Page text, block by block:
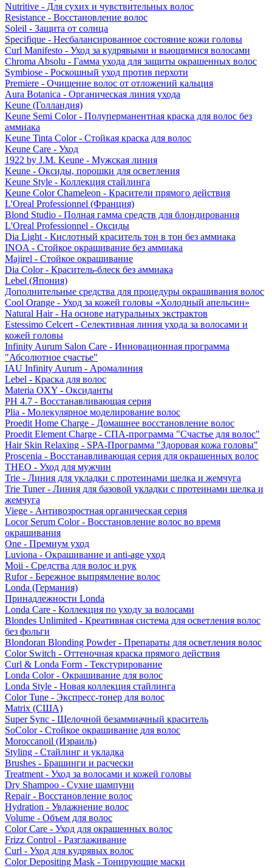
Nutritive - Для сухих и чувствительных волос
Resistance - Восстановление волос
Soleil - Защита от солнца
Specifique - Несбалансированное состояние кожи головы
Curl Manifesto - Уход за кудрявыми и вьющимися волосами
Chroma Absolu - Гамма ухода для защиты окрашенных волос
Symbiose - Роскошный уход против перхоти
Premiere - Очищение волос от отложений кальция
Aura Botanica - Органическая линия ухода
Keune (Голландия)
Keune Semi Color - Полуперманентная краска для волос без
аммиака
Keune Tinta Color - Стойкая краска для волос
Keune Care - Уход
1922 by J.M. Keune - Мужская линия
Keune - Оксиды, порошки для осветления
Keune Style - Коллекция стайлинга
Keune Color Chameleon - Красители прямого действия
L'Oreal Professionnel (Франция)
Blond Studio - Полная гамма средств для блондирования
L'Oreal Professionnel - Оксиды
Dia Light - Кислотный краситель тон в тон без аммиака
INOA - Стойкое окрашивание без аммиака
Majirel - Стойкое окрашивание
Dia Color - Краситель-блеск без аммиака
Lebel (Япония)
Дополнительные средства для процедуры окрашивания волос
Cool Orange - Уход за кожей головы «Холодный апельсин»
Natural Hair - На основе натуральных экстрактов
Estessimo Celcert - Селективная линия ухода за волосами и
кожей головы
Infinity Aurum Salon Care - Инновационная программа
"Абсолютное счастье"
IAU Infinity Aurum - Аромалиния
Lebel - Краска для волос
Materia OXY - Оксиданты
PH 4.7 - Восстанавливающая серия
Plia - Молекулярное моделирование волос
Proedit Home Charge - Домашнее восстановление волос
Proedit Element Charge - СПА-программа "Счастье для волос"
Hair Skin Relaxing - SPA-Программа "Здоровая кожа головы"
Proscenia - Восстанавливающая серия для окрашенных волос
THEO - Уход для мужчин
Trie - Линия для укладки с протеинами шелка и жемчуга
Trie Tuner - Линия для базовой укладки с протеинами шелка и
жемчуга
Viege - Антивозростная органическая серия
Locor Serum Color - Восстановление волос во время
окрашивания
One - Премиум уход
Luviona - Окрашивание и anti-age уход
Moii - Средства для волос и рук
Rufor - Бережное выпрямление волос
Londa (Германия)
Принадлежности Londa
Londa Care - Коллекция по уходу за волосами
Blondes Unlimited - Креативная система для осветления волос
без фольги
Blondoran Blonding Powder - Препараты для осветления волос
Color Switch - Оттеночная краска прямого действия
Curl & Londa Form - Текстурирование
Londa Color - Окрашивание для волос
Londa Style - Новая коллекция стайлинга
Color Tune - Экспресс-тонер для волос
Matrix (США)
Super Sync - Щелочной безаммиачный краситель
SoColor - Стойкое окрашивание для волос
Moroccanoil (Израиль)
Styling - Стайлинг и укладка
Brushes - Брашинги и расчески
Treatment - Уход за волосами и кожей головы
Dry Shampoo - Сухие шампуни
Repair - Восстановление волос
Hydration - Увлажнение волос
Volume - Объем для волос
Color Care - Уход для окрашенных волос
Frizz Control - Разглаживание
Curl - Уход для кудрявых волос
Color Depositing Mask - Тонирующие маски